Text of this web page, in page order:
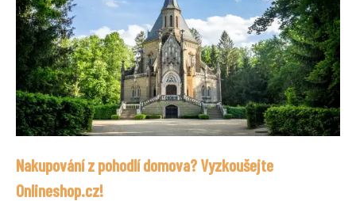
Nakupování z pohodlí domova? Vyzkoušejte
Onlineshop.cz!